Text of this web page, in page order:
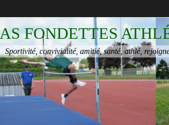
AS FONDETTES
Sportivité, convivialité, amitié, santé, athlé,